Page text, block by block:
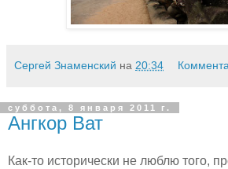
Сергей Знаменский на 20:34
суббота, 8 января 2011 г.
Ангкор Ват
Как-то исторически не люблю того,